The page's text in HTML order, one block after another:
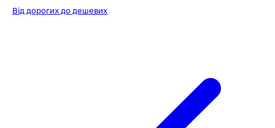
Від дорогих до дешевих